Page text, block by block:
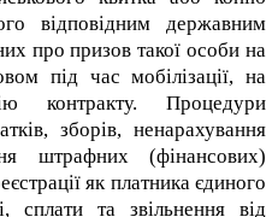
відповідним державним
про призов такої особи на
під час мобілізації, на
контракту. Процедури
зборів, ненарахування
штрафних (фінансових)
як платника єдиного
сплати та звільнення від